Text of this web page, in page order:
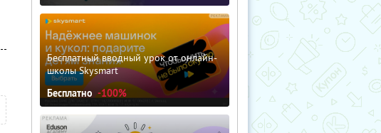
Бесплатный вводный урок от онлайн-
школы Skysmart
Бесплатно -100%